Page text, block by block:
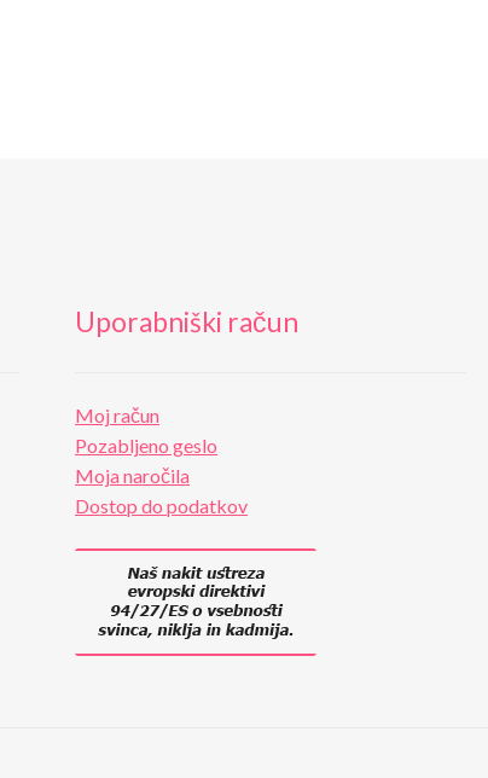
Uporabniški račun
Moj račun
Pozabljeno geslo
Moja naročila
Dostop do podatkov